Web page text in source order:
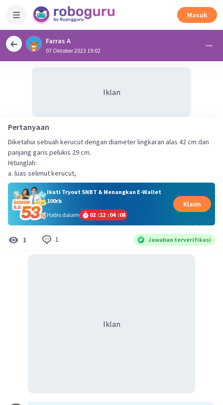
Masuk
Farras A
07 Oktober 2023 19:02
Iklan
Pertanyaan
Diketahui sebuah kerucut dengan diameter lingkaran alas 42 cm dan
panjang garis pelukis 29 cm.
Hitunglah:
a. luas selimut kerucut,
Ikuti Tryout SNBT & Menangkan E-Wallet
100rb
Habis dalam
02 :12 :04 :07
Klaim
1 1 Jawaban terverifikasi
Iklan